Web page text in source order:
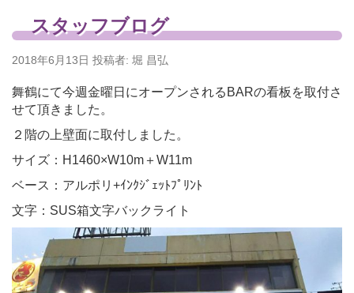
スタッフブログ
投
日:
2018年6月13日 投稿者: 堀 昌弘
舞鶴にて今週金曜日にオープンされるBARの看板を取付さ
せて頂きました。
２階の上壁面に取付しました。
サイズ：H1460×W10m＋W11m
ベース：アルポリ+ｲﾝｸｼﾞｪｯﾄﾌﾟﾘﾝﾄ
文字：SUS箱文字バックライト